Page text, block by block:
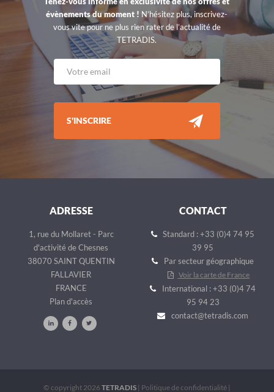
évènements du moment ! N’hésitez plus, inscrivez-
vous vite pour ne plus rien rater de l’actualité de
TETRADIS.
S'INSCRIRE
ADRESSE
1, rue du Mollaret - Parc
d'activité de Chesnes
38070 SAINT QUENTIN
FALLAVIER
FRANCE
Plan d'accès
CONTACT
Standard : +33 (0)4 74 95
39 95
Par secteur géographique
Voir la carte de France
International : +33 (0)4 74
95 94 23
contact@tetradis.com
© copyright 2026 TETRADIS| Politique de confidentialité|